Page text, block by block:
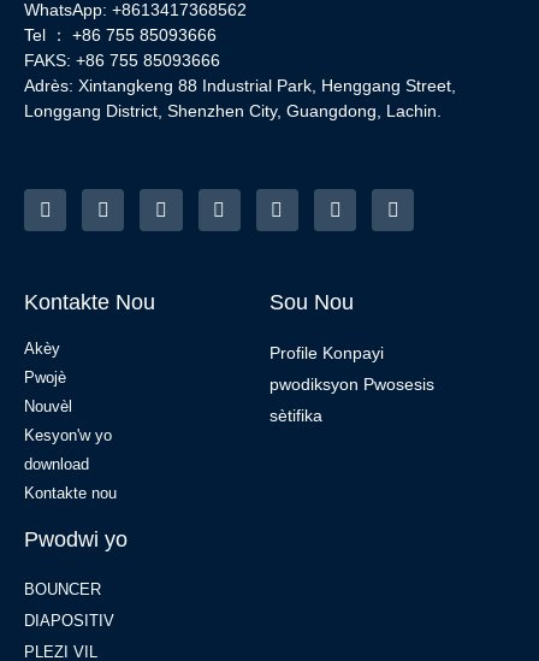
WhatsApp: +8613417368562
Tel ： +86 755 85093666
FAKS: +86 755 85093666
Adrès: Xintangkeng 88 Industrial Park, Henggang Street,
Longgang District, Shenzhen City, Guangdong, Lachin.
Kontakte Nou
Akèy
Pwojè
Nouvèl
Kesyon'w yo
download
Kontakte nou
Sou Nou
Profile Konpayi
pwodiksyon Pwosesis
sètifika
Pwodwi yo
BOUNCER
DIAPOSITIV
PLEZI VIL